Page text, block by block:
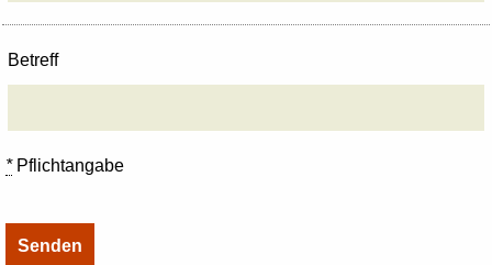
Betreff
*Pflichtangabe